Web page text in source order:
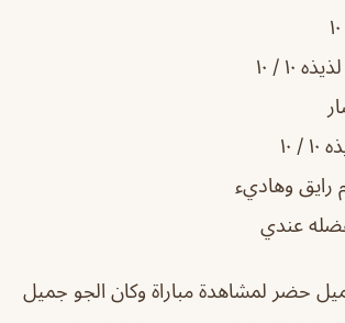
١٠ / ١٠
١٠
رايق وهاديء
عندي
حضر لمشاهدة مباراة وكان الجو جميل